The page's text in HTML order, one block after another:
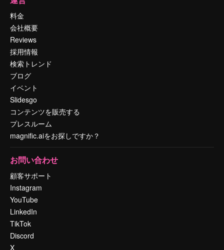
料金
会社概要
Reviews
採用情報
検索トレンド
ブログ
イベント
Slidesgo
コンテンツを販売する
プレスルーム
magnific.aiをお探しですか？
お問い合わせ
顧客サポート
Instagram
YouTube
LinkedIn
TikTok
Discord
X